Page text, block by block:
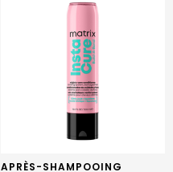
APRÈS-SHAMPOOING